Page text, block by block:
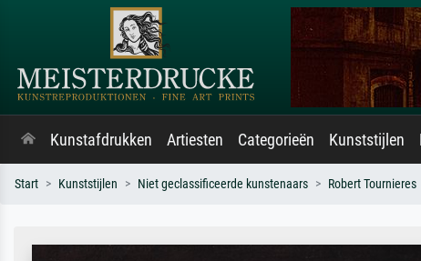
Kunstafdrukken Artiesten Categorieën Kunststijlen
Start Kunststijlen Niet geclassificeerde kunstenaars Robert Tournieres